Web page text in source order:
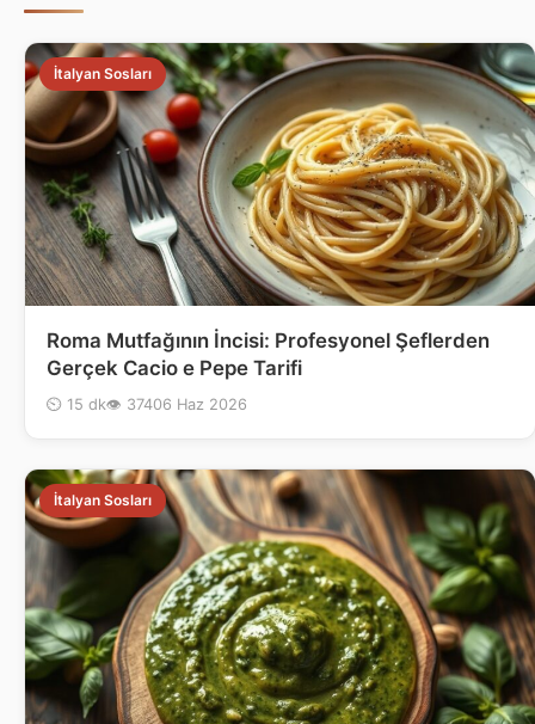
İtalyan Sosları
Roma Mutfağının İncisi: Profesyonel Şeflerden
Gerçek Cacio e Pepe Tarifi
⏲ 15 dk👁 37406 Haz 2026
İtalyan Sosları